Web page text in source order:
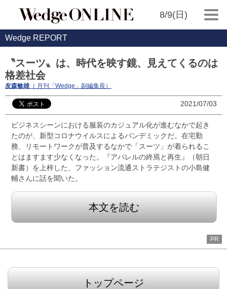
8/9(日)
Wedge REPORT
〝スーツ〟は、時代を映す鏡、見えてくるのは
格差社会
友森敏雄（ 月刊「Wedge」副編集長）
2021/07/03
ビジネスシーンにおける服装のカジュアル化が進むなかで起き
たのが、新型コロナウイルスによるパンデミックだ。在宅勤
務、リモートワークが普及するなかで「スーツ」が着られるこ
とはますます少なくなった。『アパレルの終焉と再生』（朝日
新書）を上梓した、ファッション流通ストラテジストの小島健
輔さんに話を聞いた。
本文を読む
PR
トップページ